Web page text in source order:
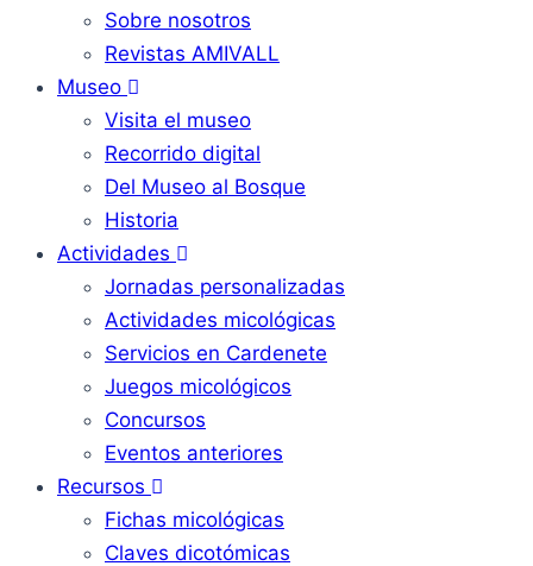
Sobre nosotros
Revistas AMIVALL
Museo
Visita el museo
Recorrido digital
Del Museo al Bosque
Historia
Actividades
Jornadas personalizadas
Actividades micológicas
Servicios en Cardenete
Juegos micológicos
Concursos
Eventos anteriores
Recursos
Fichas micológicas
Claves dicotómicas